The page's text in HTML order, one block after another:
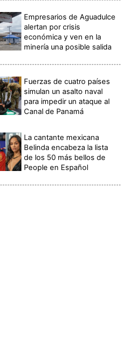
Empresarios de Aguadulce
alertan por crisis
económica y ven en la
minería una posible salida
Fuerzas de cuatro países
simulan un asalto naval
para impedir un ataque al
Canal de Panamá
La cantante mexicana
Belinda encabeza la lista
de los 50 más bellos de
People en Español